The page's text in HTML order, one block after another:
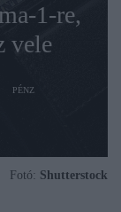
1-re,
vele
PÉNZ
Fotó: Shutterstock